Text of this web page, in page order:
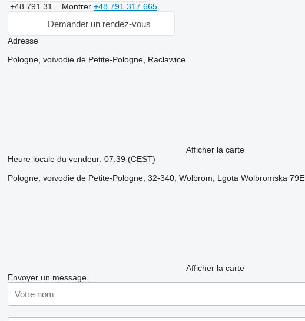
+48 791 31... Montrer +48 791 317 665
Demander un rendez-vous
Adresse
Pologne, voïvodie de Petite-Pologne, Racławice
Afficher la carte
Heure locale du vendeur: 07:39 (CEST)
Pologne, voïvodie de Petite-Pologne, 32-340, Wolbrom, Lgota Wolbromska 79E
Afficher la carte
Envoyer un message